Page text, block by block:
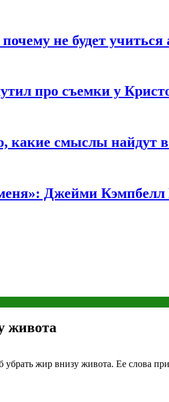
не будет
про съемки у
какие смыслы найдут
Джейми Кэмпбелл
живота
убрать жир внизу живота. Ее слова